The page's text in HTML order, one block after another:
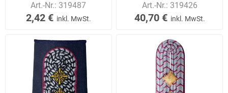
Art.-Nr.: 319487
2,42 € inkl. MwSt.
Art.-Nr.: 319426
40,70 € inkl. MwSt.